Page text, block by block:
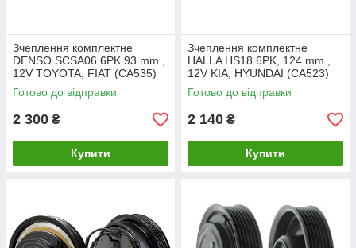
Зчеплення комплектне
DENSO SCSA06 6PK 93 mm.,
12V TOYOTA, FIAT (CA535)
Готово до відправки
2 300 ₴
Купити
Зчеплення комплектне
HALLA HS18 6PK, 124 mm.,
12V KIA, HYUNDAI (CA523)
Готово до відправки
2 140 ₴
Купити